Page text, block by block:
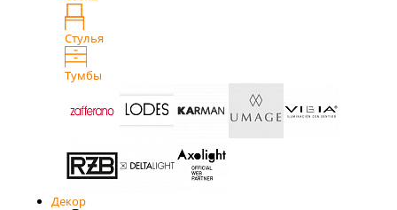
Стулья
Тумбы
Декор